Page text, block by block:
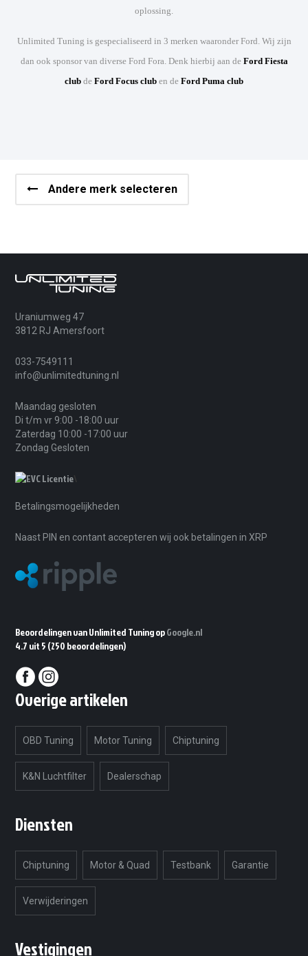
oplossing.
Unlimited Tuning is gespecialiseerd in 3 merken waaronder Ford. Wij zijn
dan ook sponsor van diverse Ford Fora. Denk hierbij aan de Ford Fiesta
club de Ford Focus club en de Ford Puma club
Andere merk selecteren
Uraniumweg 47
3812 RJ Amersfoort
033-7549111
info@unlimitedtuning.nl
Maandag gesloten
Di t/m vr 9:00 -18:00 uur
Zaterdag 10:00 -17:00 uur
Zondag Gesloten
Betalingsmogelijkheden
Naast PIN en contant accepteren wij ook betalingen in XRP
Beoordelingen van Unlimited Tuning opGoogle.nl
4.7 uit 5 (250 beoordelingen)
Overige artikelen
OBD Tuning Motor Tuning Chiptuning
K&N Luchtfilter Dealerschap
Diensten
Chiptuning Motor & Quad Testbank Garantie
Verwijderingen
Vestigingen